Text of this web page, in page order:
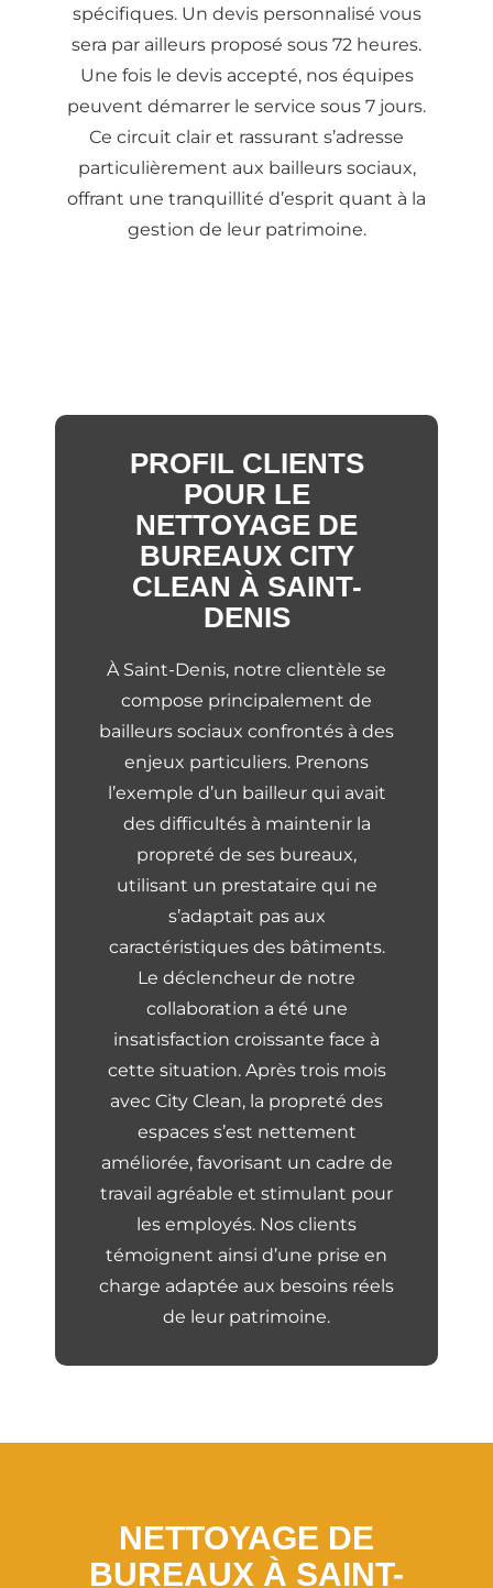
spécifiques. Un devis personnalisé vous
sera par ailleurs proposé sous 72 heures.
Une fois le devis accepté, nos équipes
peuvent démarrer le service sous 7 jours.
Ce circuit clair et rassurant s’adresse
particulièrement aux bailleurs sociaux,
offrant une tranquillité d’esprit quant à la
gestion de leur patrimoine.
PROFIL CLIENTS
POUR LE
NETTOYAGE DE
BUREAUX CITY
CLEAN À SAINT-
DENIS
À Saint-Denis, notre clientèle se
compose principalement de
bailleurs sociaux confrontés à des
enjeux particuliers. Prenons
l’exemple d’un bailleur qui avait
des difficultés à maintenir la
propreté de ses bureaux,
utilisant un prestataire qui ne
s’adaptait pas aux
caractéristiques des bâtiments.
Le déclencheur de notre
collaboration a été une
insatisfaction croissante face à
cette situation. Après trois mois
avec City Clean, la propreté des
espaces s’est nettement
améliorée, favorisant un cadre de
travail agréable et stimulant pour
les employés. Nos clients
témoignent ainsi d’une prise en
charge adaptée aux besoins réels
de leur patrimoine.
NETTOYAGE DE
BUREAUX À SAINT-